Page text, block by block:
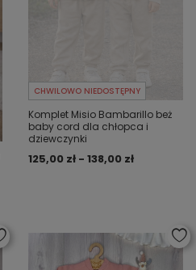
CHWILOWO NIEDOSTĘPNY
Komplet Misio Bambarillo beż
baby cord dla chłopca i
dziewczynki
125,00 zł - 138,00 zł